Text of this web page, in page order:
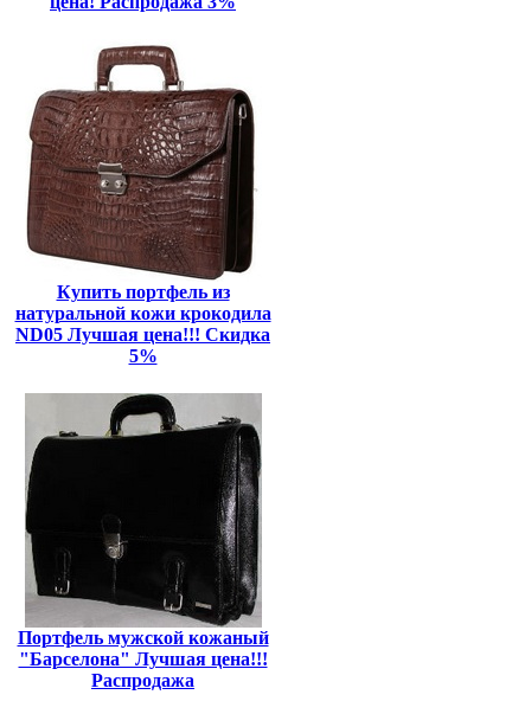
Купить портфель из
натуральной кожи крокодила
ND05 Лучшая цена!!! Скидка
5%
Портфель мужской кожаный
"Барселона" Лучшая цена!!!
Распродажа